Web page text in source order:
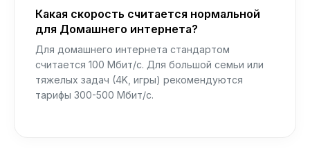
Какая скорость считается нормальной
для Домашнего интернета?
Для домашнего интернета стандартом
считается 100 Мбит/с. Для большой семьи или
тяжелых задач (4K, игры) рекомендуются
тарифы 300-500 Мбит/с.